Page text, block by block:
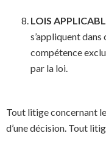
LOIS
s’appliquent
compétence
par la loi.
Tout litige concernant
d’une décision. Tout